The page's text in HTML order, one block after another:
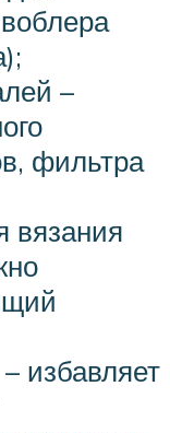
–
фильтра
вязания
избавляет